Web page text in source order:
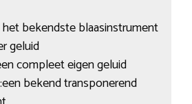
bekendste blaasinstrument
geluid
compleet eigen geluid
bekend transponerend